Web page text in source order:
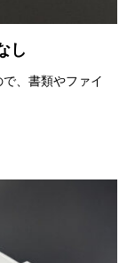
し
、書類やファイ